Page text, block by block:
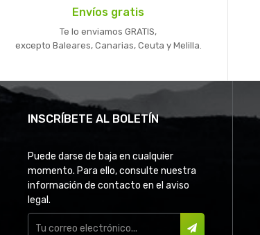
Envíos gratis
Te lo enviamos GRATIS,
excepto Baleares, Canarias, Ceuta y Melilla.
INSCRÍBETE AL BOLETÍN
Puede darse de baja en cualquier
momento. Para ello, consulte nuestra
información de contacto en el aviso
legal.